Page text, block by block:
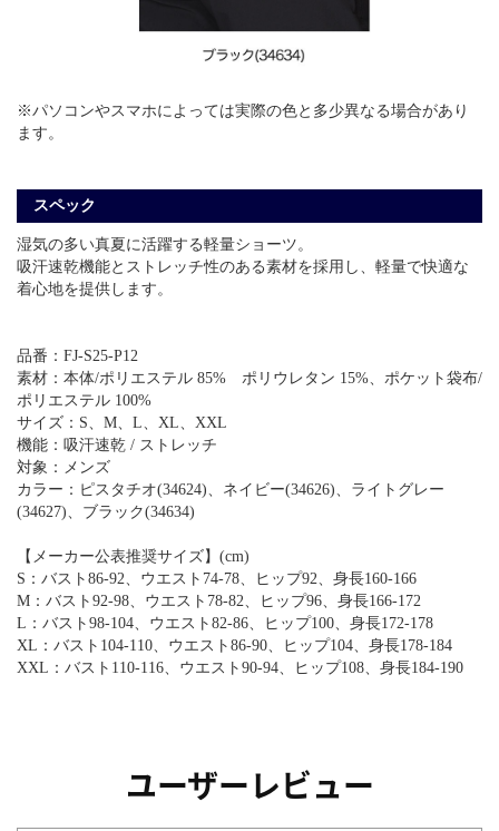
※パソコンやスマホによっては実際の色と多少異なる場合があり
ます。
スペック
湿気の多い真夏に活躍する軽量ショーツ。
吸汗速乾機能とストレッチ性のある素材を採用し、軽量で快適な
着心地を提供します。
品番：FJ-S25-P12
素材：本体/ポリエステル 85% ポリウレタン 15%、ポケット袋布/
ポリエステル 100%
サイズ：S、M、L、XL、XXL
機能：吸汗速乾 / ストレッチ
対象：メンズ
カラー：ピスタチオ(34624)、ネイビー(34626)、ライトグレー
(34627)、ブラック(34634)
【メーカー公表推奨サイズ】(cm)
S：バスト86-92、ウエスト74-78、ヒップ92、身長160-166
M：バスト92-98、ウエスト78-82、ヒップ96、身長166-172
L：バスト98-104、ウエスト82-86、ヒップ100、身長172-178
XL：バスト104-110、ウエスト86-90、ヒップ104、身長178-184
XXL：バスト110-116、ウエスト90-94、ヒップ108、身長184-190
ユーザーレビュー